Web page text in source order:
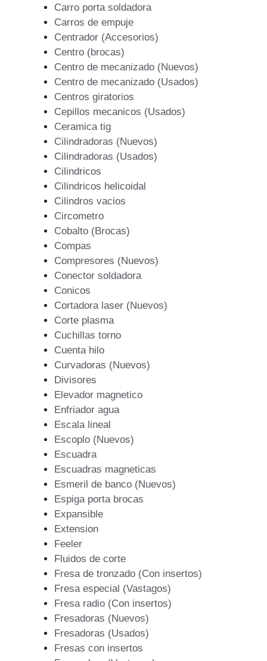
Carro porta soldadora
Carros de empuje
Centrador (Accesorios)
Centro (brocas)
Centro de mecanizado (Nuevos)
Centro de mecanizado (Usados)
Centros giratorios
Cepillos mecanicos (Usados)
Ceramica tig
Cilindradoras (Nuevos)
Cilindradoras (Usados)
Cilindricos
Cilindricos helicoidal
Cilindros vacios
Circometro
Cobalto (Brocas)
Compas
Compresores (Nuevos)
Conector soldadora
Conicos
Cortadora laser (Nuevos)
Corte plasma
Cuchillas torno
Cuenta hilo
Curvadoras (Nuevos)
Divisores
Elevador magnetico
Enfriador agua
Escala lineal
Escoplo (Nuevos)
Escuadra
Escuadras magneticas
Esmeril de banco (Nuevos)
Espiga porta brocas
Expansible
Extension
Feeler
Fluidos de corte
Fresa de tronzado (Con insertos)
Fresa especial (Vastagos)
Fresa radio (Con insertos)
Fresadoras (Nuevos)
Fresadoras (Usados)
Fresas con insertos